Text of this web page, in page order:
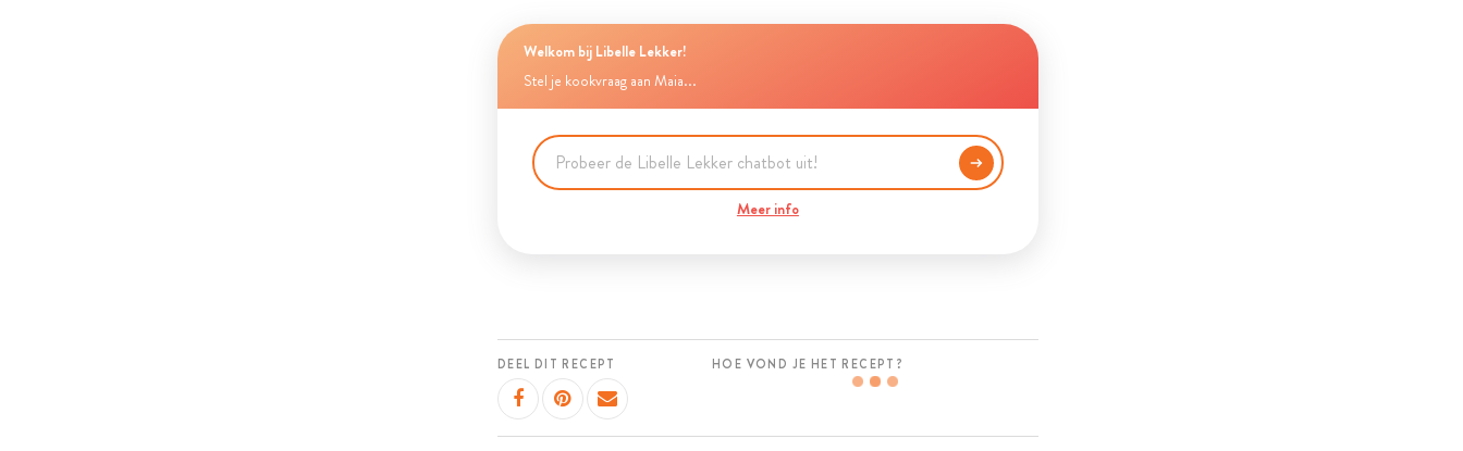
Welkom bij Libelle Lekker!
Stel je kookvraag aan Maia...
Meer info
DEEL DIT RECEPT HOE VOND JE HET RECEPT?